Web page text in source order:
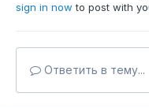
sign in now to post with
Ответить в тему...